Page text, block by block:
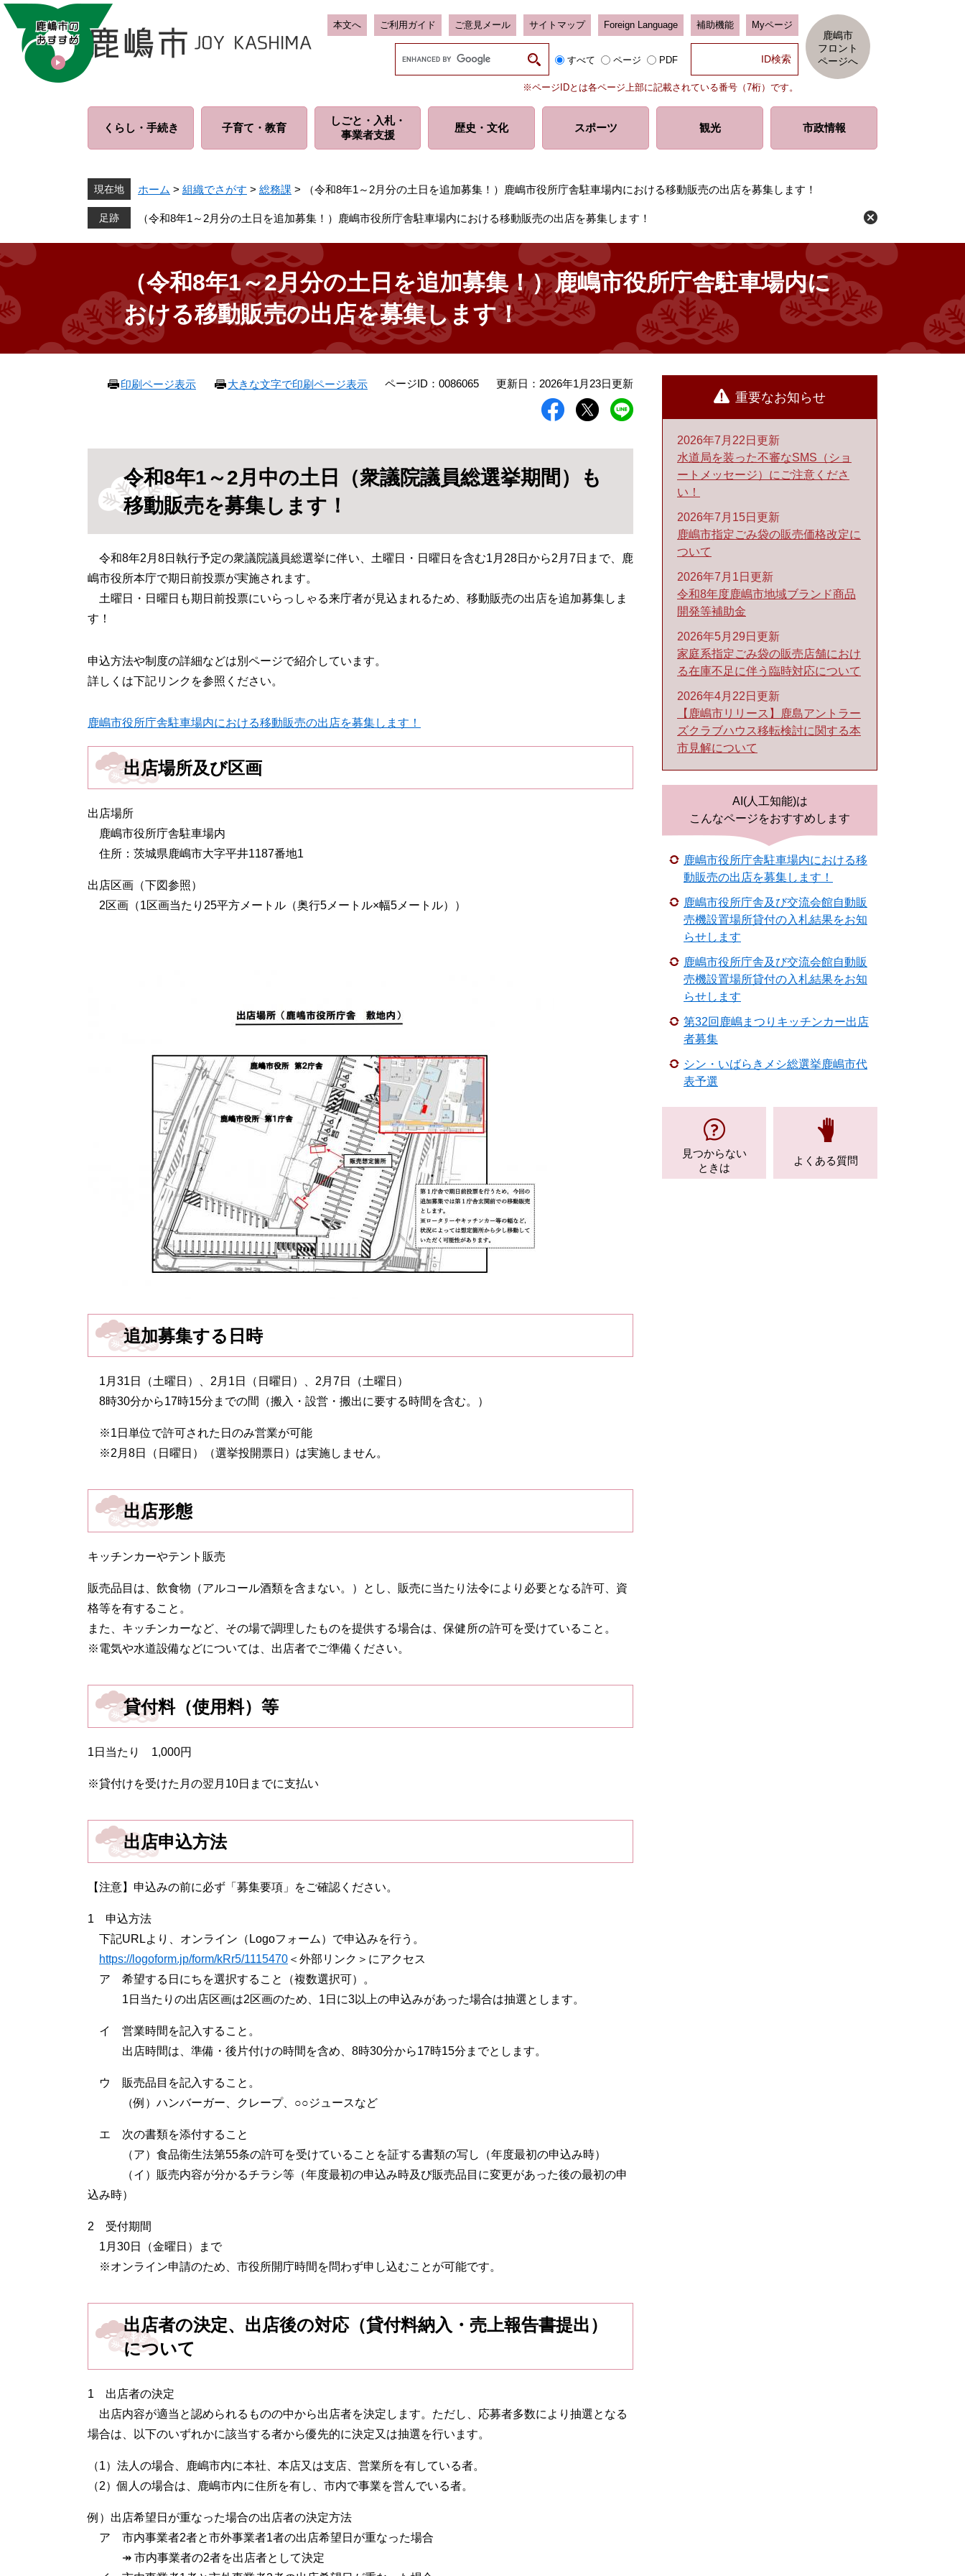
ペ
メ
本文へ ご利用ガイド ご意見メール サイトマップ Foreign Language 補助機能 Myページ
ム
索
すべて ページ PDF
※ページIDとは各ページ上部に記載されている番号（7桁）です。
鹿嶋市
フロント
ページへ
くらし・ 手続き 子育て・ 教育
しごと・入札・
事業者支援
歴史・ 文化 スポーツ 観光 市政情報
現在地 ホーム > 組織でさがす > 総務課 > （令和8年1～2月分の土日を追加募集！）鹿嶋市役所庁舎駐車場内における移動販売の出店を募集します！
（令和8年1～2月分の土日を追加募集！）鹿嶋市役所庁舎駐車場内における移動販売の出店を募集します！
（令和8年1～2月分の土日を追加募集！）鹿嶋市役所庁舎駐車場内に
おける移動販売の出店を募集します！
印刷ページ表示 大きな文字で印刷ページ表示 ページID：0086065 更新日：2026年1月23日更新
令和8年1～2月中の土日（衆議院議員総選挙期間）も
移動販売を募集します！
令和8年2月8日執行予定の衆議院議員総選挙に伴い、土曜日・日曜日を含む1月28日から2月7日まで、鹿
嶋市役所本庁で期日前投票が実施されます。
土曜日・日曜日も期日前投票にいらっしゃる来庁者が見込まれるため、移動販売の出店を追加募集しま
す！
申込方法や制度の詳細などは別ページで紹介しています。
詳しくは下記リンクを参照ください。
鹿嶋市役所庁舎駐車場内における移動販売の出店を募集します！
出店場所及び区画
出店場所
鹿嶋市役所庁舎駐車場内
住所：茨城県鹿嶋市大字平井1187番地1
出店区画（下図参照）
2区画（1区画当たり25平方メートル（奥行5メートル×幅5メートル））
追加募集する日時
1月31日（土曜日）、2月1日（日曜日）、2月7日（土曜日）
8時30分から17時15分までの間（搬入・設営・搬出に要する時間を含む。）
※1日単位で許可された日のみ営業が可能
※2月8日（日曜日）（選挙投開票日）は実施しません。
出店形態
キッチンカーやテント販売
販売品目は、飲食物（アルコール酒類を含まない。）とし、販売に当たり法令により必要となる許可、資
格等を有すること。
また、キッチンカーなど、その場で調理したものを提供する場合は、保健所の許可を受けていること。
※電気や水道設備などについては、出店者でご準備ください。
貸付料（使用料）等
1日当たり 1,000円
※貸付けを受けた月の翌月10日までに支払い
出店申込方法
【注意】申込みの前に必ず「募集要項」をご確認ください。
1 申込方法
下記URLより、オンライン（Logoフォーム）で申込みを行う。
https://logoform.jp/form/kRr5/1115470 ＜外部リンク＞ にアクセス​
ア 希望する日にちを選択すること（複数選択可）。
1日当たりの出店区画は2区画のため、1日に3以上の申込みがあった場合は抽選とします。
イ 営業時間を記入すること。
出店時間は、準備・後片付けの時間を含め、8時30分から17時15分までとします。
ウ 販売品目を記入すること。
（例）ハンバーガー、クレープ、○○ジュースなど
エ 次の書類を添付すること
（ア）食品衛生法第55条の許可を受けていることを証する書類の写し（年度最初の申込み時）
（イ）販売内容が分かるチラシ等（年度最初の申込み時及び販売品目に変更があった後の最初の申
込み時）
2 受付期間
1月30日（金曜日）まで
※オンライン申請のため、市役所開庁時間を問わず申し込むことが可能です。
出店者の決定、出店後の対応（貸付料納入・売上報告書提出）
について
1 出店者の決定
出店内容が適当と認められるものの中から出店者を決定します。ただし、応募者多数により抽選となる
場合は、以下のいずれかに該当する者から優先的に決定又は抽選を行います。
（1）法人の場合、鹿嶋市内に本社、本店又は支店、営業所を有している者。
（2）個人の場合は、鹿嶋市内に住所を有し、市内で事業を営んでいる者。
例）出店希望日が重なった場合の出店者の決定方法
ア 市内事業者2者と市外事業者1者の出店希望日が重なった場合
↠ 市内事業者の2者を出店者として決定
重要なお知らせ
2026年7月22日更新
水道局を装った不審なSMS（ショ
ートメッセージ）にご注意くださ
い！
2026年7月15日更新
鹿嶋市指定ごみ袋の販売価格改定に
ついて
2026年7月1日更新
令和8年度鹿嶋市地域ブランド商品
開発等補助金
2026年5月29日更新
家庭系指定ごみ袋の販売店舗におけ
る在庫不足に伴う臨時対応について
2026年4月22日更新
【鹿嶋市リリース】鹿島アントラー
ズクラブハウス移転検討に関する本
市見解について
AI(人工知能)は
こんなページをおすすめします
鹿嶋市役所庁舎駐車場内における移
動販売の出店を募集します！
鹿嶋市役所庁舎及び交流会館自動販
売機設置場所貸付の入札結果をお知
らせします
鹿嶋市役所庁舎及び交流会館自動販
売機設置場所貸付の入札結果をお知
らせします
第32回鹿嶋まつりキッチンカー出店
者募集
シン・いばらきメシ総選挙鹿嶋市代
表予選
見つからない
ときは
よくある質問